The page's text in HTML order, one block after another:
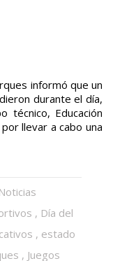
informó que un
durante el día,
técnico, Educación
llevar a cabo una
Noticias
, Día del
, estado
, Juegos